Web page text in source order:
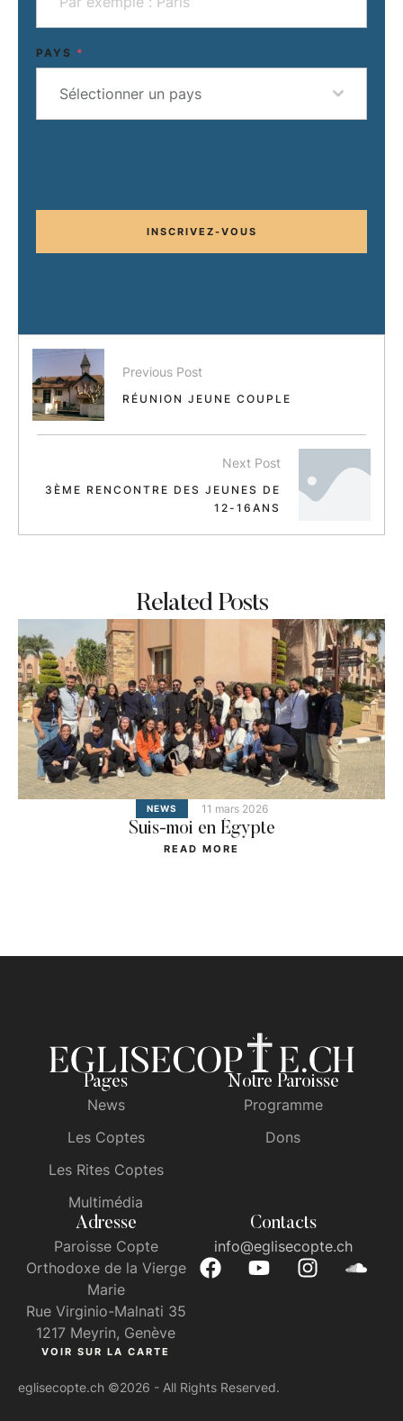
PAYS *
Sélectionner un pays
INSCRIVEZ-VOUS
Previous Post
RÉUNION JEUNE COUPLE
Next Post
3ÈME RENCONTRE DES JEUNES DE
12-16ANS
Related Posts
NEWS 11 mars 2026
Suis-moi en Égypte
READ MORE
Pages
News
Les Coptes
Les Rites Coptes
Multimédia
Notre Paroisse
Programme
Dons
Adresse
Paroisse Copte
Orthodoxe de la Vierge
Marie
Rue Virginio-Malnati 35
1217 Meyrin, Genève
VOIR SUR LA CARTE
Contacts
info@eglisecopte.ch
eglisecopte.ch ©2026 - All Rights Reserved.